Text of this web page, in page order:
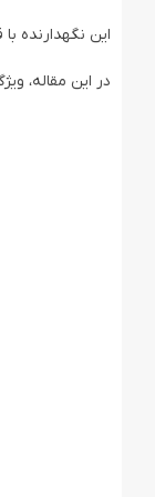
این نگهدارنده با قابلیت چرخش 360 درجه، سازگاری گسترده و نصب
در این مقاله،